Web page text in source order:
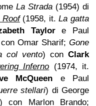
La Strada(1954) di
Roof(1958, it.La gatta
Taylore Paul
Omar Sharif;Gone
col vento) con Clark
Inferno (1974, it.
McQueen e Paul
stellari) di George
con Marlon Brando;